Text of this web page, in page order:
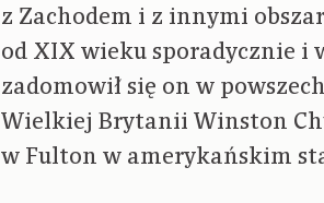
z Zachodem i z innymi
od XIX wieku sporadycznie
zadomowił się on w
Wielkiej Brytanii Winston
w Fulton w amerykańskim